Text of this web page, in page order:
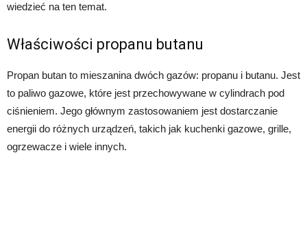
wiedzieć na ten temat.
Właściwości propanu butanu
Propan butan to mieszanina dwóch gazów: propanu i butanu. Jest
to paliwo gazowe, które jest przechowywane w cylindrach pod
ciśnieniem. Jego głównym zastosowaniem jest dostarczanie
energii do różnych urządzeń, takich jak kuchenki gazowe, grille,
ogrzewacze i wiele innych.